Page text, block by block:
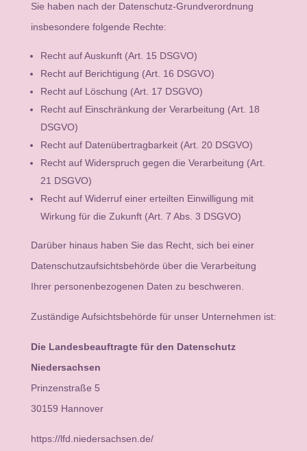
Sie haben nach der Datenschutz-Grundverordnung
insbesondere folgende Rechte:
Recht auf Auskunft (Art. 15 DSGVO)
Recht auf Berichtigung (Art. 16 DSGVO)
Recht auf Löschung (Art. 17 DSGVO)
Recht auf Einschränkung der Verarbeitung (Art. 18
DSGVO)
Recht auf Datenübertragbarkeit (Art. 20 DSGVO)
Recht auf Widerspruch gegen die Verarbeitung (Art.
21 DSGVO)
Recht auf Widerruf einer erteilten Einwilligung mit
Wirkung für die Zukunft (Art. 7 Abs. 3 DSGVO)
Darüber hinaus haben Sie das Recht, sich bei einer
Datenschutzaufsichtsbehörde über die Verarbeitung
Ihrer personenbezogenen Daten zu beschweren.
Zuständige Aufsichtsbehörde für unser Unternehmen ist:
Die Landesbeauftragte für den Datenschutz
Niedersachsen
Prinzenstraße 5
30159 Hannover
https://lfd.niedersachsen.de/